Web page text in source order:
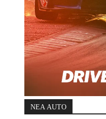
ΝΕΑ AUTO